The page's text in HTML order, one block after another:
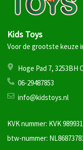
Kids Toys
Voor de grootste keuze
Hoge Pad 7, 3253BH
06-29487853
info@kidstoys.nl
KVK nummer: KVK
btw-nummer: